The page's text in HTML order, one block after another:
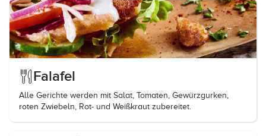
Falafel
Alle Gerichte werden mit Salat, Tomaten, Gewürzgurken,
roten Zwiebeln, Rot- und Weißkraut zubereitet.